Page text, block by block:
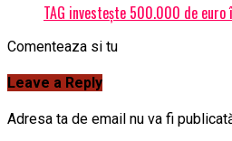
TAG investește 500.000 de
Comenteaza si tu
Leave a Reply
Adresa ta de email nu va fi